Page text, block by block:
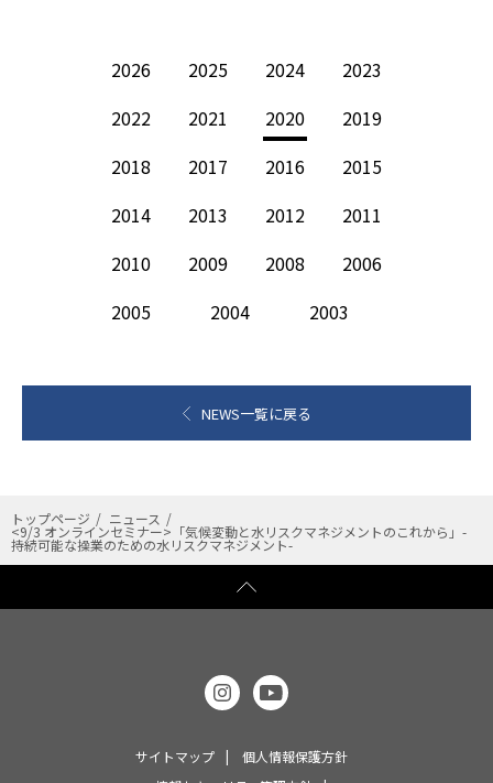
2026 2025 2024
2023
2022
2021 2020
2019
2018
2017 2016
2015
2014
2013 2012
2011
2010
2009 2008
2006
2005
2004 2003
NEWS一覧に戻る
トップページ ニュース
<9/3 オンラインセミナー>「気候変動と水リスクマネジメントのこれから」-
持続可能な操業のための水リスクマネジメント-
サイトマップ
個人情報保護方針